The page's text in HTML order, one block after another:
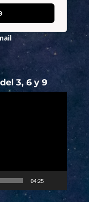
3, 6 y 9
04:25